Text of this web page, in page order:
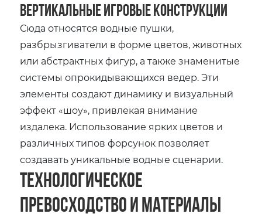
Вертикальные игровые конструкции
Сюда относятся водные пушки,
разбрызгиватели в форме цветов, животных
или абстрактных фигур, а также знаменитые
системы опрокидывающихся ведер. Эти
элементы создают динамику и визуальный
эффект «шоу», привлекая внимание
издалека. Использование ярких цветов и
различных типов форсунок позволяет
создавать уникальные водные сценарии.
Технологическое
превосходство и материалы